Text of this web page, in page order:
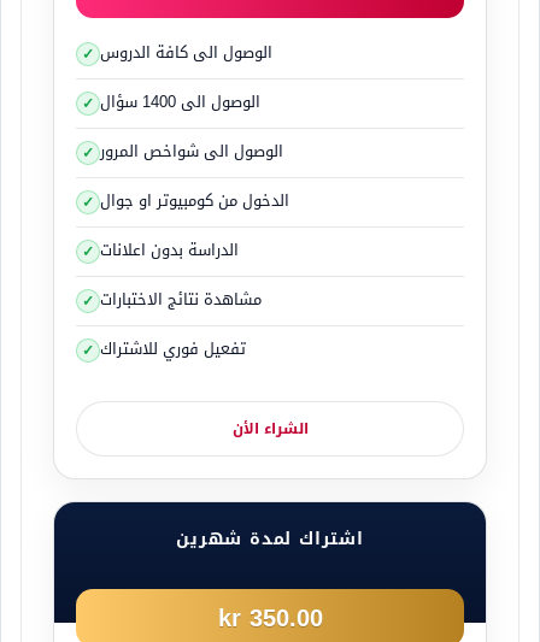
الوصول الى كافة الدروس
الوصول الى 1400 سؤال
الوصول الى شواخص المرور
الدخول من كومبيوتر او جوال
الدراسة بدون اعلانات
مشاهدة نتائج الاختبارات
تفعيل فوري للاشتراك
الشراء الأن
اشتراك لمدة شهرين
350.00 kr